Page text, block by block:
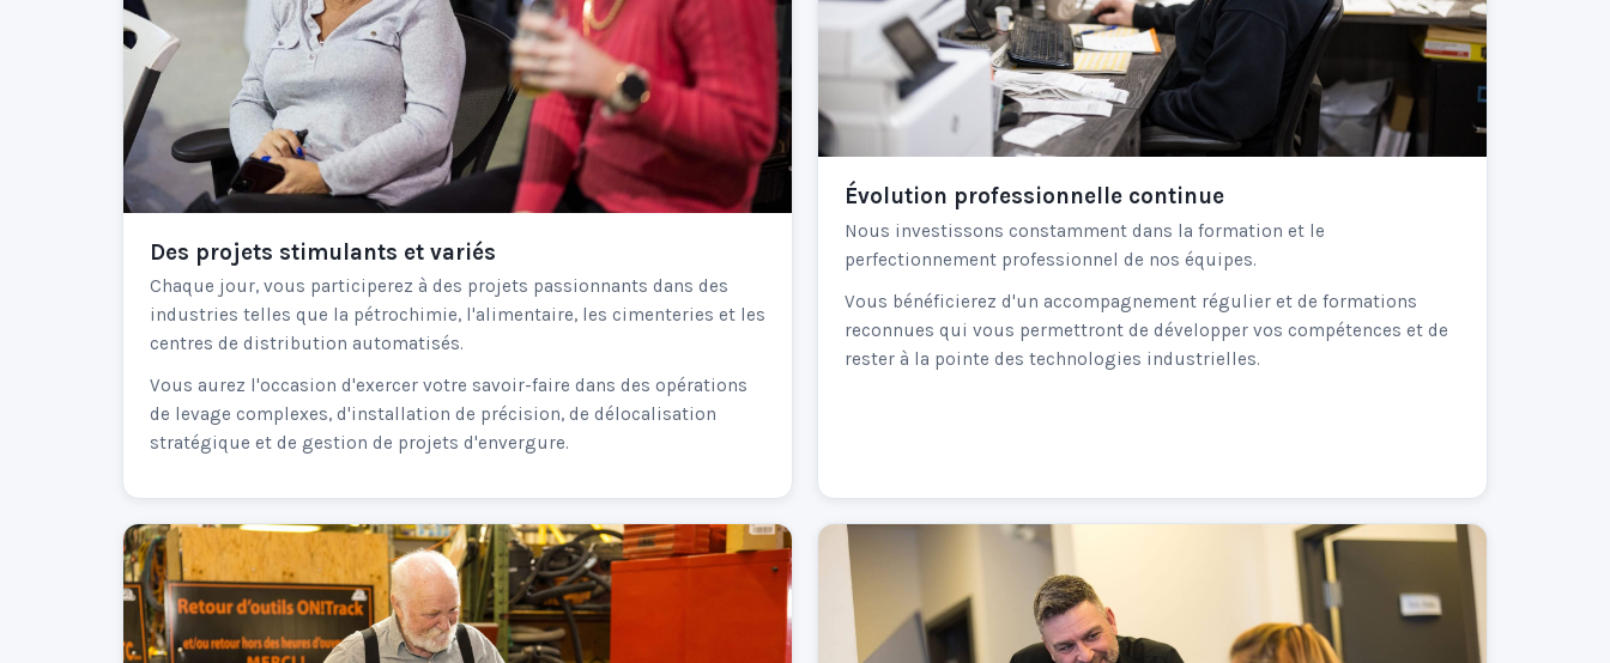
Des projets stimulants et variés
Chaque jour, vous participerez à des projets passionnants dans des
industries telles que la pétrochimie, l'alimentaire, les cimenteries et les
centres de distribution automatisés.
Vous aurez l'occasion d'exercer votre savoir-faire dans des opérations
de levage complexes, d'installation de précision, de délocalisation
stratégique et de gestion de projets d'envergure.
Évolution professionnelle continue
Nous investissons constamment dans la formation et le
perfectionnement professionnel de nos équipes.
Vous bénéficierez d'un accompagnement régulier et de formations
reconnues qui vous permettront de développer vos compétences et de
rester à la pointe des technologies industrielles.